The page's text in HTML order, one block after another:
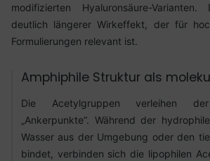
modifizierten Hyaluronsäure-
deutlich längerer Wirkeffekt, der für
Formulierungen relevant ist.
Amphiphile Struktur als
Die Acetylgruppen verleihen
„Ankerpunkte“. Während der
Wasser aus der Umgebung oder den
bindet, verbinden sich die lipophilen